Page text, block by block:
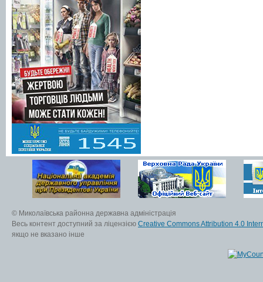
© Миколаївська районна державна адміністрація
Весь контент доступний за ліцензією Creative Commons Attribution 4.0
якщо не вказано інше